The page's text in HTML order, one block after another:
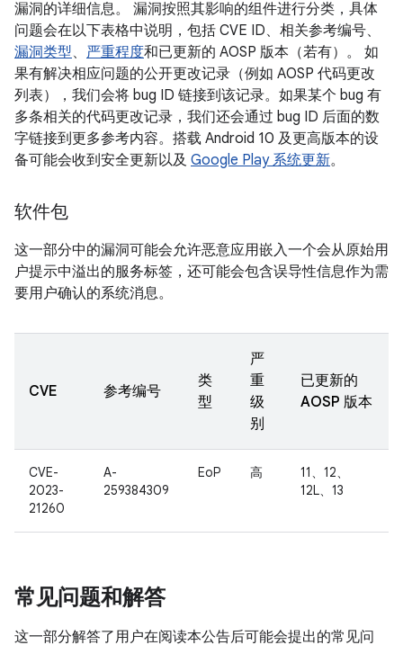
漏洞的详细信息。 漏洞按照其影响的组件进行分类，具体
问题会在以下表格中说明，包括 CVE ID、相关参考编号、
漏洞类型、 严重程度和已更新的 AOSP 版本（若有）。 如
果有解决相应问题的公开更改记录（例如 AOSP 代码更改
列表），我们会将 bug ID 链接到该记录。如果某个 bug 有
多条相关的代码更改记录，我们还会通过 bug ID 后面的数
字链接到更多参考内容。搭载 Android 10 及更高版本的设
备可能会收到安全更新以及 Google Play 系统更新。
软件包
这一部分中的漏洞可能会允许恶意应用嵌入一个会从原始用
户提示中溢出的服务标签，还可能会包含误导性信息作为需
要用户确认的系统消息。
CVE 参考编号
类
型
严
重
级
别
已更新的
AOSP 版本
CVE-
2023-
21260
A-
259384309
EoP 高
11、12、
12L、13
常见问题和解答
这一部分解答了用户在阅读本公告后可能会提出的常见问